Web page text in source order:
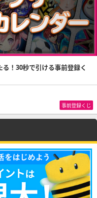
！30秒で引ける事前登録く
事前登録くじ